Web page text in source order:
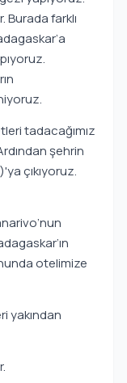
Burada farklı
tadacağımız
şehrin
çıkıyoruz.
otelimize
yakından